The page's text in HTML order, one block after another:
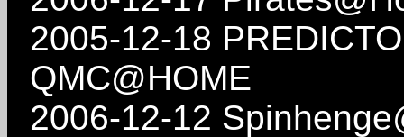
2005-12-18
QMC@HOME
2006-12-12